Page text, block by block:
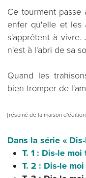
Ce tourment
enfer qu'elle et les
s'apprêtent à
n'est à l'abri de sa
Quand les
bien tromper de
[résumé de la maison
Dans la série «
T. 1 : Dis-le moi
T. 2 : Dis-le